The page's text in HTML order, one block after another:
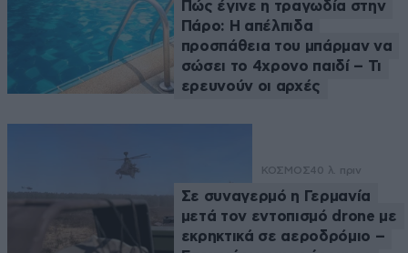
Πώς έγινε η τραγωδία στην
Πάρο: Η απέλπιδα
προσπάθεια του μπάρμαν να
σώσει το 4χρονο παιδί – Τι
ερευνούν οι αρχές
ΚΟΣΜΟΣ40 λ. πριν
Σε συναγερμό η Γερμανία
μετά τον εντοπισμό drone με
εκρηκτικά σε αεροδρόμιο –